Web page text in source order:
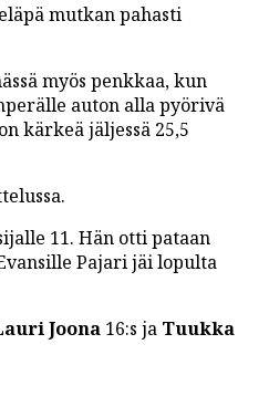
mutkan pahasti
myös penkkaa, kun
auton alla pyörivä
kärkeä jäljessä 25,5
11. Hän otti pataan
Pajari jäi lopulta
Joona 16:s ja Tuukka